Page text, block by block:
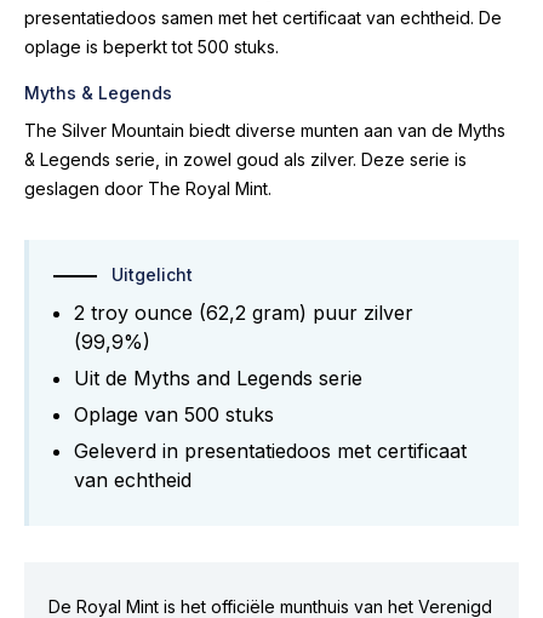
presentatiedoos samen met het certificaat van echtheid. De
oplage is beperkt tot 500 stuks.
Myths & Legends
The Silver Mountain biedt diverse munten aan van de Myths
& Legends serie, in zowel goud als zilver. Deze serie is
geslagen door The Royal Mint.
Uitgelicht
2 troy ounce (62,2 gram) puur zilver
(99,9%)
Uit de Myths and Legends serie
Oplage van 500 stuks
Geleverd in presentatiedoos met certificaat
van echtheid
De Royal Mint is het officiële munthuis van het Verenigd